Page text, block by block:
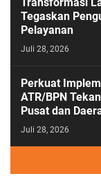
Tegaskan
Pelayanan
Juli 28, 2026
Perkuat
ATR/BPN
Pusat dan
Juli 28, 2026